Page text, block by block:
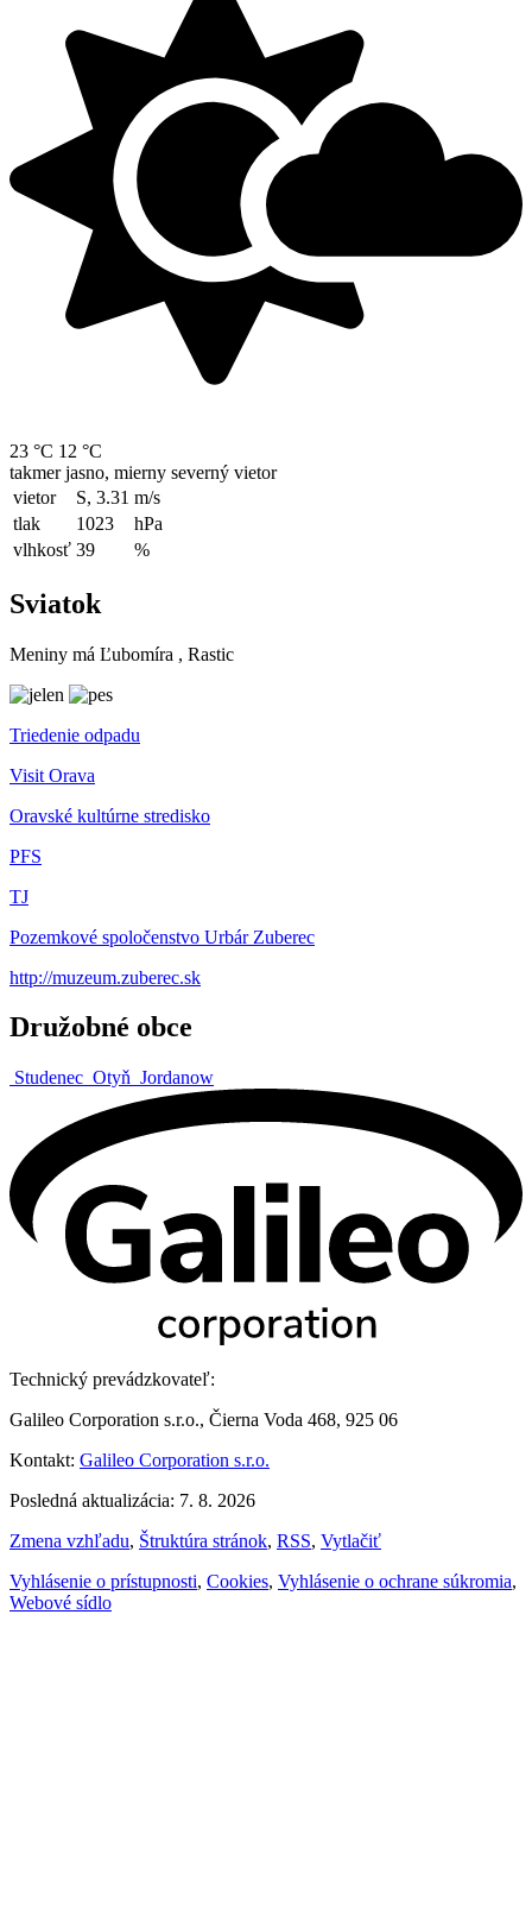
23 °C 12 °C
takmer jasno, mierny severný vietor
vietor
S, 3.31 m/s
tlak
1023
hPa
vlhkosť 39 %
Sviatok
Meniny má Ľubomíra , Rastic
Triedenie odpadu
Visit Orava
Oravské kultúrne stredisko
PFS
TJ
Pozemkové spoločenstvo Urbár Zuberec
http://muzeum.zuberec.sk
Družobné obce
Studenec Otyň Jordanow
Technický prevádzkovateľ:
Galileo Corporation s.r.o., Čierna Voda 468, 925 06
Kontakt: Galileo Corporation s.r.o.
Posledná aktualizácia: 7. 8. 2026
Zmena vzhľadu, Štruktúra stránok, RSS, Vytlačiť
Vyhlásenie o prístupnosti, Cookies, Vyhlásenie o ochrane súkromia,
Webové sídlo